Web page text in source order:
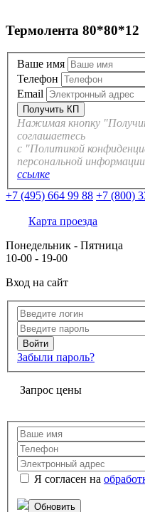
Термолента 80*80*12
Ваше имя
Телефон
Email
Нажимая кнопку
соглашаетесь
с "Политикой
персональной
ссылке
+7 (495) 664 99 88 +7 (800)
Карта проезда
Понедельник - Пятница
10-00 - 19-00
Вход на сайт
Забыли пароль?
Запрос цены
Я согласен на
Обновить